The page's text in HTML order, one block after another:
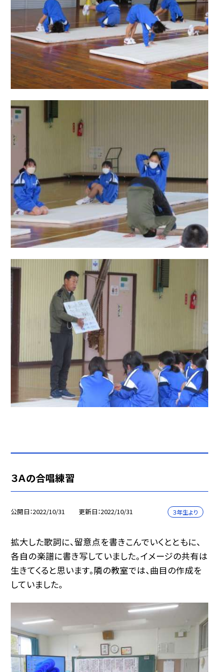
３Ａの合唱練習
公開日 2022/10/31 更新日 2022/10/31 ３年生より
拡大した歌詞に、留意点を書きこんでいくとともに、
各自の楽譜に書き写していました。イメージの共有は
生きてくると思います。隣の教室では、曲目の作成を
していました。